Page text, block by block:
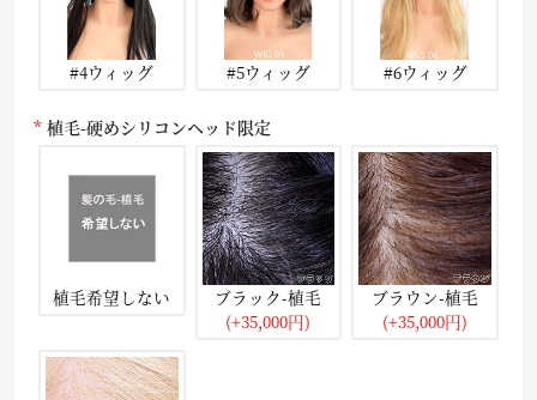
#4ウィッグ #5ウィッグ #6ウィッグ
植毛-硬めシリコンヘッド限定
植毛希望しない
ブラック-植毛
(+35,000円)
ブラウン-植毛
(+35,000円)